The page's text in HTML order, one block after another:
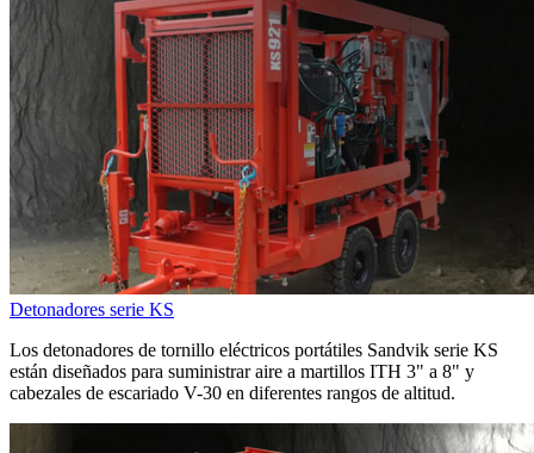
Detonadores serie KS
Los detonadores de tornillo eléctricos portátiles Sandvik serie KS
están diseñados para suministrar aire a martillos ITH 3" a 8" y
cabezales de escariado V-30 en diferentes rangos de altitud.